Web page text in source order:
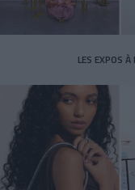
LES EXPOS